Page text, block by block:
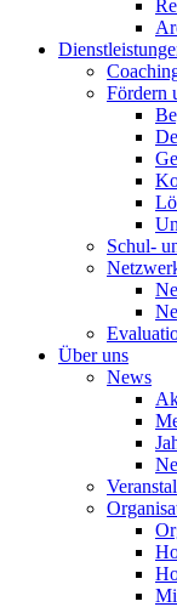
Fördern
Schul-
Über uns
News